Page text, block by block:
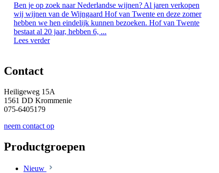
Ben je op zoek naar Nederlandse wijnen? Al jaren verkopen
wij wijnen van de Wijngaard Hof van Twente en deze zomer
hebben we hen eindelijk kunnen bezoeken. Hof van Twente
bestaat al 20 jaar, hebben 6, ...
Lees verder
Contact
Heiligeweg 15A
1561 DD Krommenie
075-6405179
neem contact op
Productgroepen
Nieuw